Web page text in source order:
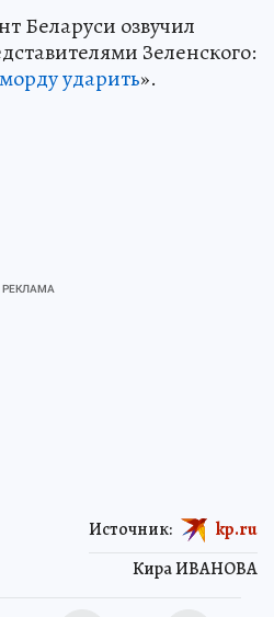
Беларуси озвучил
Зеленского:
ударить».
Кира ИВАНОВА
Источник: kp.ru